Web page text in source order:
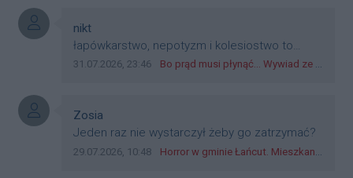
przejazdów dadzą radę. Albo ogarną, jak to
teraz młode ludzie mówią.
Autor komentarza:
nikt
Treść komentarza:
łapówkarstwo, nepotyzm i kolesiostwo to
norma w pge dystrybucja rzeszów, takie ***e
zagorzali pisowcy
Data dodania komentarza:
31.07.2026, 23:46 Źródło komentarza:
Bo prąd musi płynąć... Wywiad ze Zbigniewem Możdżeniem - Dyrektorem Generalnym Oddziału PGE Dystrybucja w Rzeszowie
Autor komentarza:
Zosia
Treść komentarza:
Jeden raz nie wystarczył żeby go zatrzymać?
Data dodania komentarza:
29.07.2026, 10:48 Źródło komentarza:
Horror w gminie Łańcut. Mieszkaniec Rzeszowa terroryzował rodzinę nożem i zaatakował policjantów! [VIDEO]